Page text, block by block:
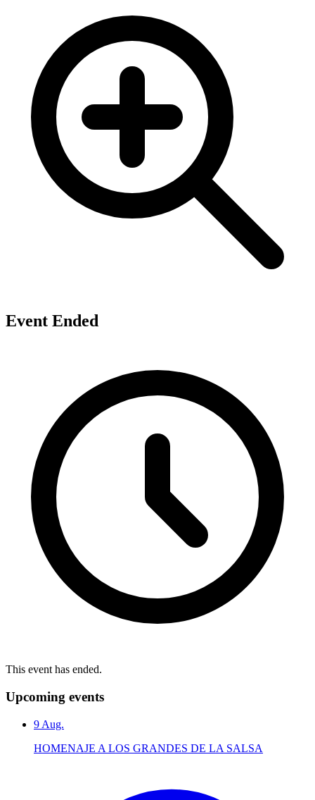
Event Ended
This event has ended.
Upcoming events
9 Aug.
HOMENAJE A LOS GRANDES DE LA SALSA